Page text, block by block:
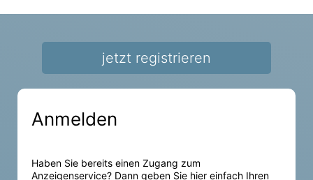
jetzt registrieren
Anmelden
Haben Sie bereits einen Zugang zum
Anzeigenservice? Dann geben Sie hier einfach Ihren